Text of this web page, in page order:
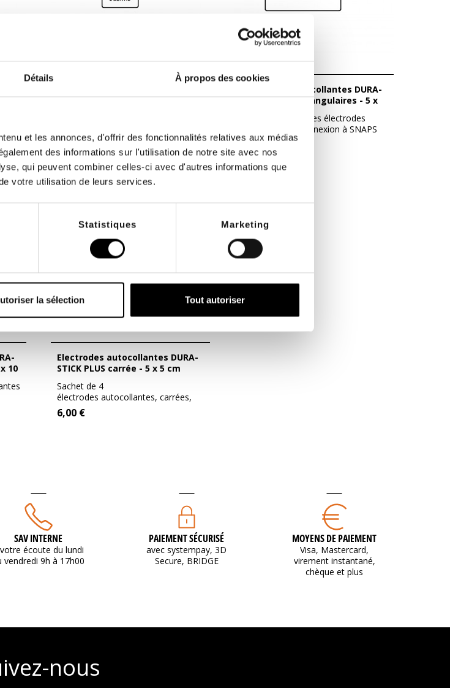
Détails À propos des cookies
et les annonces, d'offrir des fonctionnalités relatives aux médias
des informations sur l'utilisation de notre site avec nos
qui peuvent combiner celles-ci avec d'autres informations que
votre utilisation de leurs services.
Statistiques Marketing
la sélection Tout autoriser
à
STICK carrées 5 x 5 cm à fil
4,40 €
STICK PLUS rectangulaires - 5 x
Sachet de 2 grandes électrodes
autocollantes; connexion à SNAPS
(pression)....
6,40 €
10
Electrodes autocollantes DURA-
STICK PLUS carrée - 5 x 5 cm
Sachet de 4
électrodes autocollantes, carrées,
dimensions 5 x 5 cm -...
6,00 €
SAV INTERNE
écoute du lundi
vendredi 9h à 17h00
PAIEMENT SÉCURISÉ
avec systempay, 3D
Secure, BRIDGE
MOYENS DE PAIEMENT
Visa, Mastercard,
virement instantané,
chèque et plus
nous